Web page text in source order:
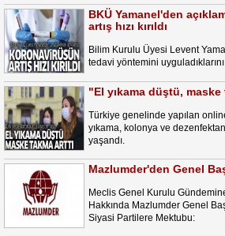
BKÜ Yamanel'den
artış hızı kırıldı
Bilim Kurulu Üyesi Levent
tedavi yöntemini
"El yıkama düştü, maske
Türkiye genelinde yapılan
yıkama, kolonya ve
yaşandı.
Mazlumder'den Genel
Meclis Genel Kurulu
Hakkında Mazlumder Genel
Siyasi Partilere Mektubu: